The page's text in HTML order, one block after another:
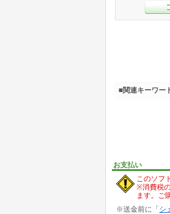
お支払い
このソフ
※消費税
ます。ご
※送金前に「シ
■関連キーワー